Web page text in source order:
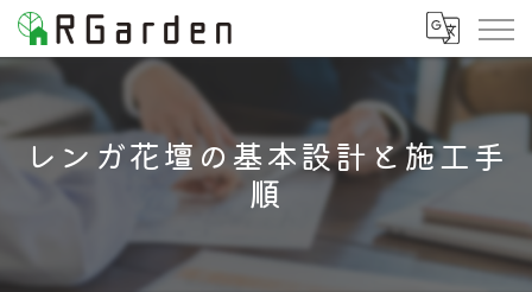
レンガ花壇の基本設計と施工手
順